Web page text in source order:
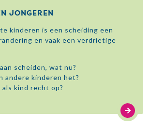
JONGEREN
kinderen is een scheiding een
en vaak een verdrietige
scheiden, wat nu?
andere kinderen het?
als kind recht op?